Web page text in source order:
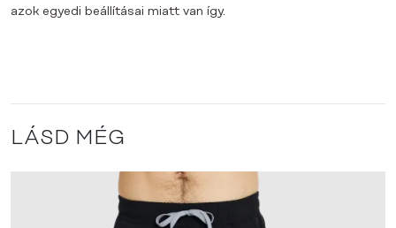
azok egyedi beállításai miatt van így.
LÁSD MÉG